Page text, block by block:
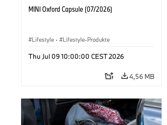
MINI Oxford Capsule (07/2026)
Lifestyle · Lifestyle-Produkte
Thu Jul 09 10:00:00 CEST 2026
4,56 MB